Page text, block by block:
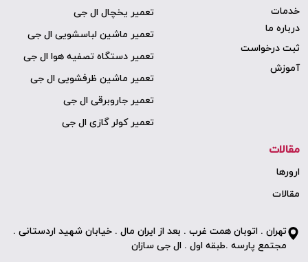
خدمات
درباره ما
ثبت درخواست
آموزش
تعمیر یخچال ال جی
تعمیر ماشین لباسشویی ال جی
تعمیر دستگاه تصفیه هوا ال جی
تعمیر ماشین ظرفشویی ال جی
تعمیر جاروبرقی ال جی
تعمیر کولر گازی ال جی
مقالات
ارورها
مقالات
تهران . اتوبان همت غرب . بعد از ایران مال . خیابان شهید اردستانی .
مجتمع پارسه .طبقه اول . ال جی سازان